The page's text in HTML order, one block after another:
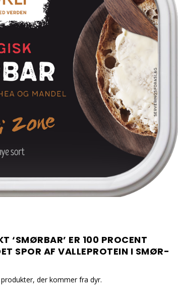
‘SMØRBAR’ ER 100 PROCENT
SPOR AF VALLEPROTEIN I SMØR-
der kommer fra dyr.